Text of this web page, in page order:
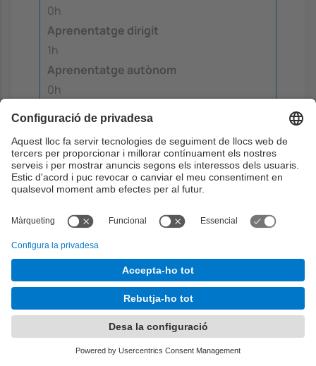
0h
Aprenentatge dirigit
1h
Aprenentatge autònom
0h
B4: Màrqueting en cercadors
Aquest bloc és el primer dels tres destinats
a tractar l'adquisició de trànsit. Es torna
sobre el concepte trànsit i les seves
de trànsit i les seves característiques. Es
treballa l'adquisició de trànsit procedent de
cercadors, tant gratuït (SEO) com de
pagament (SEM). Es veuran i aplicaran els
factors que influeixen en el posicionament
en cercadors i les tècniques per a crear